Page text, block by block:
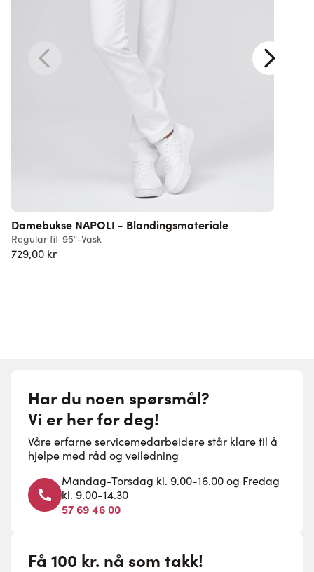
Damebukse NAPOLI - Blandingsmateriale
Regular fit 95°-Vask
729,00 kr
Har du noen spørsmål?
Vi er her for deg!
Våre erfarne servicemedarbeidere står klare til å
hjelpe med råd og veiledning
Mandag-Torsdag kl. 9.00-16.00 og Fredag
kl. 9.00-14.30
57 69 46 00
Få 100 kr. nå som takk!